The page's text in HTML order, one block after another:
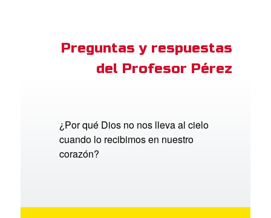
Preguntas y respuestas
del Profesor Pérez
¿Por qué Dios no nos lleva al cielo
cuando lo recibimos en nuestro
corazón?